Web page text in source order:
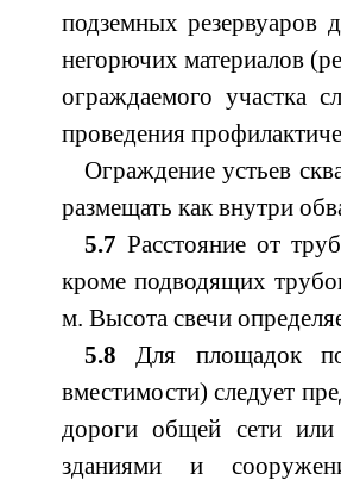
подземных резервуаров
негорючих материалов
ограждаемого участка
проведения
Ограждение устьев
размещать как внутри
5.7 Расстояние от
кроме подводящих
м. Высота свечи
5.8 Для площадок
вместимости) следует
дороги общей сети
зданиями и